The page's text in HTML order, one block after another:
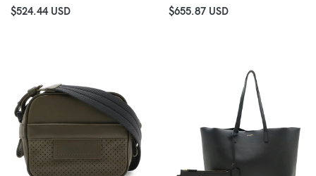
$524.44 USD
$655.87 USD